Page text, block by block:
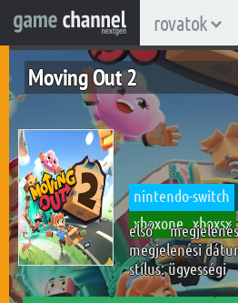
rovatok
Moving Out 2
nintendo-switch
xboxone xboxsx
első
megjelenési
stílus:ügyességi